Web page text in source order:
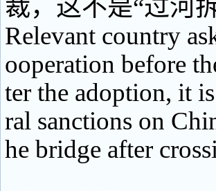
裁，这不是“过河
Relevant country
ooperation before
ter the adoption, it
ral sanctions on
he bridge after